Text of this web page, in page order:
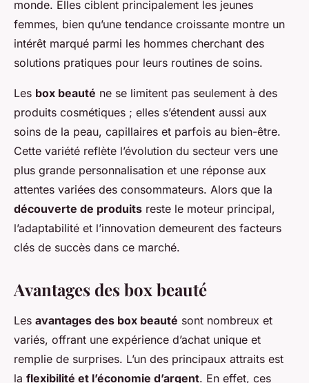
monde. Elles ciblent principalement les jeunes
femmes, bien qu’une tendance croissante montre un
intérêt marqué parmi les hommes cherchant des
solutions pratiques pour leurs routines de soins.
Les box beauté ne se limitent pas seulement à des
produits cosmétiques ; elles s’étendent aussi aux
soins de la peau, capillaires et parfois au bien-être.
Cette variété reflète l’évolution du secteur vers une
plus grande personnalisation et une réponse aux
attentes variées des consommateurs. Alors que la
découverte de produits reste le moteur principal,
l’adaptabilité et l’innovation demeurent des facteurs
clés de succès dans ce marché.
Avantages des box beauté
Les avantages des box beauté sont nombreux et
variés, offrant une expérience d’achat unique et
remplie de surprises. L’un des principaux attraits est
la flexibilité et l’économie d’argent. En effet, ces